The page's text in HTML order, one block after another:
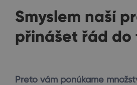
Smyslem naší
přinášet řád do
Preto vám ponúkame